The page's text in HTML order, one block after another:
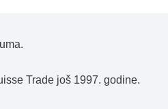
Trade još 1997. godine.